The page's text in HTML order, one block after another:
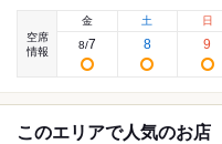
空席
情報
金
8/7
土
8
日
9
このエリアで人気のお店